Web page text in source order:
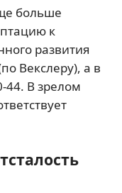
больше
к
развития
Векслеру), а в
44. В зрелом